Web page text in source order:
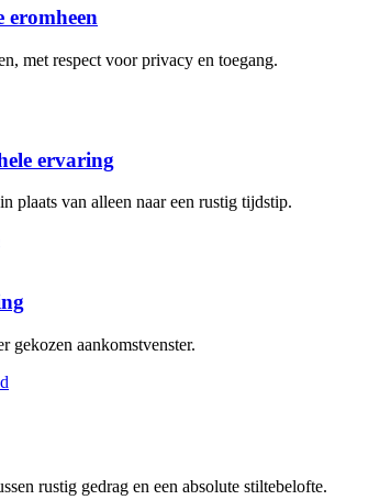
eromheen
met respect voor privacy en toegang.
ervaring
plaats van alleen naar een rustig tijdstip.
gekozen aankomstvenster.
rustig gedrag en een absolute stiltebelofte.